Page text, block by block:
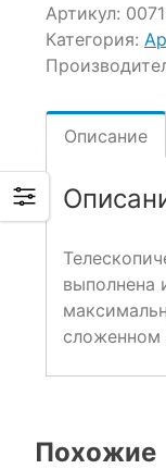
Артикул:
Категория:
Описание
выполнена
сложенном
Похожие